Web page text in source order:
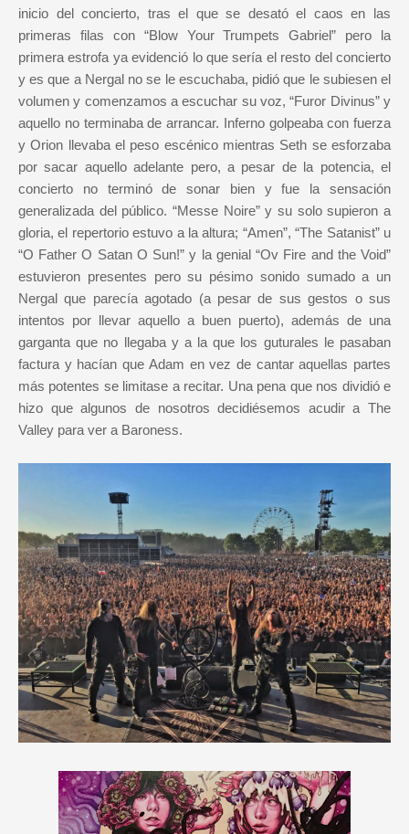
inicio del concierto, tras el que se desató el caos en las
primeras filas con “Blow Your Trumpets Gabriel” pero la
primera estrofa ya evidenció lo que sería el resto del concierto
y es que a Nergal no se le escuchaba, pidió que le subiesen el
volumen y comenzamos a escuchar su voz, “Furor Divinus” y
aquello no terminaba de arrancar. Inferno golpeaba con fuerza
y Orion llevaba el peso escénico mientras Seth se esforzaba
por sacar aquello adelante pero, a pesar de la potencia, el
concierto no terminó de sonar bien y fue la sensación
generalizada del público. “Messe Noire” y su solo supieron a
gloria, el repertorio estuvo a la altura; “Amen”, “The Satanist” u
“O Father O Satan O Sun!” y la genial “Ov Fire and the Void”
estuvieron presentes pero su pésimo sonido sumado a un
Nergal que parecía agotado (a pesar de sus gestos o sus
intentos por llevar aquello a buen puerto), además de una
garganta que no llegaba y a la que los guturales le pasaban
factura y hacían que Adam en vez de cantar aquellas partes
más potentes se limitase a recitar. Una pena que nos dividió e
hizo que algunos de nosotros decidiésemos acudir a The
Valley para ver a Baroness.